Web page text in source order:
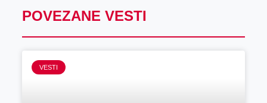
POVEZANE VESTI
VESTI